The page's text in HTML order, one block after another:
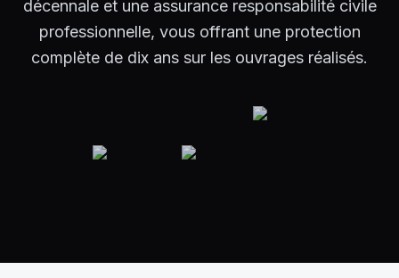
décennale et une assurance responsabilité civile
professionnelle, vous offrant une protection
complète de dix ans sur les ouvrages réalisés.